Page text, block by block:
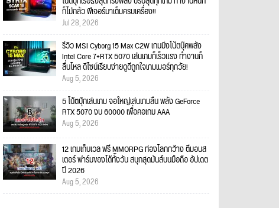
ก็ไม่กลัว ฟีเจอร์มาเต็มครบเครื่อง!!
Jul 28, 2026
รีวิว MSI Cyborg 15 Max C2W เกมมิ่งโน้ตบุ๊คพลัง
Intel Core 7+RTX 5070 เล่นเกมก็เร็วแรง ทำงานก็
ลื่นไหล ดีไซน์เรียบง่ายดูดีถูกใจเกมเมอร์ทุกวัย!
Aug 5, 2026
5 โน้ตบุ๊กเล่นเกม จอใหญ่เล่นเกมลื่น พลัง GeForce
RTX 5070 งบ 60000 เพื่อคอเกม AAA
Aug 5, 2026
12 เกมเก็บเวล ฟรี MMORPG ท่องโลกกว้าง ตีมอนส
เตอร์ ฟาร์มของได้ทั้งวัน สนุกสุดมันส์บนมือถือ อัปเดต
ปี 2026
Aug 5, 2026